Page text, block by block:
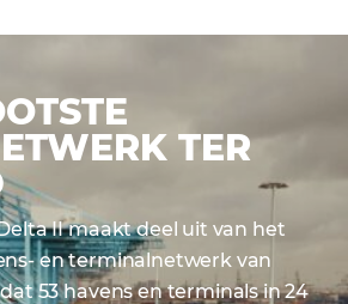
TER
II maakt deel uit van het
en terminalnetwerk van
53 havens en terminals in 24